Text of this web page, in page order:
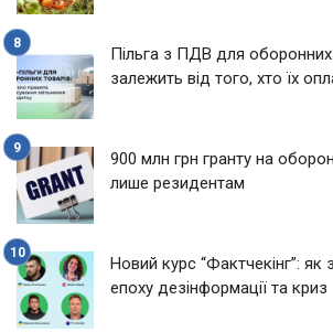
Пільга з ПДВ для оборонних
залежить від того, хто їх
900 млн грн гранту на
лише резидентам
Новий курс “Фактчекінг”: як
епоху дезінформації та криз